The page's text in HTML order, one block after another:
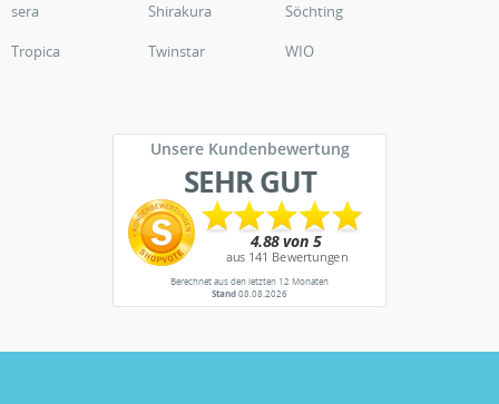
sera
Shirakura
Söchting
Tropica
Twinstar WIO
Unsere Kundenbewertung
SEHR GUT
Berechnet aus den letzten 12 Monaten
Stand08.08.2026